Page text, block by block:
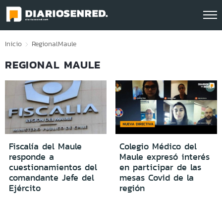
Click acá para ir directamente al contenido
Inicio RegionalMaule
REGIONAL MAULE
Fiscalía del Maule
responde a
cuestionamientos del
comandante Jefe del
Ejército
Colegio Médico del
Maule expresó interés
en participar de las
mesas Covid de la
región